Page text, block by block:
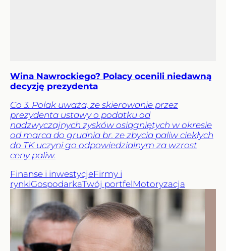
Wina Nawrockiego? Polacy ocenili niedawną
decyzję prezydenta
Co 3. Polak uważa, że skierowanie przez
prezydenta ustawy o podatku od
nadzwyczajnych zysków osiągniętych w okresie
od marca do grudnia br. ze zbycia paliw ciekłych
do TK uczyni go odpowiedzialnym za wzrost
ceny paliw.
Finanse i inwestycjeFirmy i
rynkiGospodarkaTwój portfelMotoryzacja